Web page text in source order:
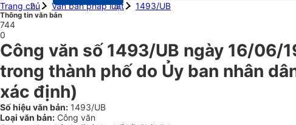
Trang chủ
Văn bản pháp luật 1493/UB
Thông tin văn bản
744
0
Công văn số 1493/UB ngày 16/06/
trong thành phố do Ủy ban nhân
xác định)
Số hiệu văn bản: 1493/UB
Loại văn bản: Công văn